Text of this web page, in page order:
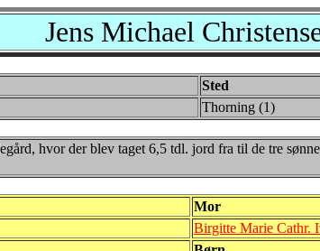
Jens Michael
Sted
Thorning (1)
hvor der blev taget 6,5 tdl. jord fra til de tre
Mor
Birgitte Marie Cathr.